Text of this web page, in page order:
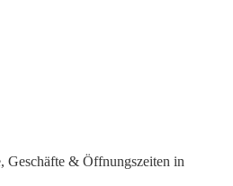
Geschäfte & Öffnungszeiten in